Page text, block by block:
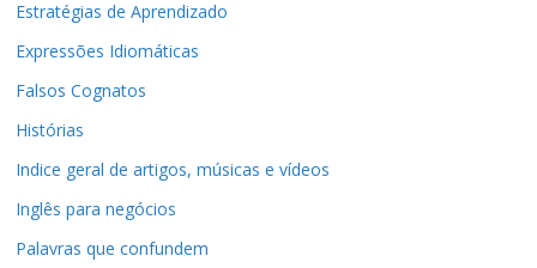
Estratégias de Aprendizado
Expressões Idiomáticas
Falsos Cognatos
Histórias
Indice geral de artigos, músicas e vídeos
Inglês para negócios
Palavras que confundem